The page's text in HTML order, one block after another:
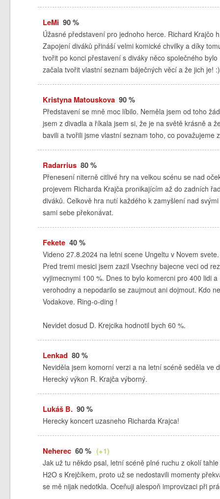
LeMi 90 %
Úžasné představení pro jednoho herce. Richard Krajčo
Zapojení diváků přináší velmi komické chvilky a díky
tvořit po konci přestavení s diváky něco společného
začala tvořit vlastní seznam báječných věcí a že jich je! :)
Kristyna Matouskova90 %
Představení se mně moc líbilo. Neměla jsem od toho
jsem z divadla a říkala jsem si, že je na světě krásně a
bavili a tvořili jsme vlastní seznam toho, co považujeme
Radarrius80 %
Přenesení niterně citlivé hry na velkou scénu se nad
projevem Richarda Krajča pronikajícím až do zadních
diváků. Celkově hra nutí každého k zamyšlení nad
sami sebe překonávat.
Fekete40 %
Videno 27.8.2024 na letni scene Ungeltu v Novem
Pred tremi mesici jsem zazil Vsechny bajecne veci od
vyjimecnymi 100 %. Dnes to bylo komercni pro 400 lidi
verohodny a nepodarilo se zaujmout ani dojmout. Kdo
Vodakove. Ring-o-ding !
Nevidet dosud D. Krejcika hodnotil bych 60 %.
Lenkad 80 %
Neviděla jsem komorní verzi a na letní scéně seděla
Herecký výkon R. Krajča výborný.
Lukáš B.90 %
Herecky koncert uzasneho Richarda Krajca!
Neherec60 % (+1)
Jak už tu někdo psal, letní scéně plné ruchu z okolí
H2O s Krejčíkem, proto už se nedostavili momenty
se mě nijak nedotkla. Oceňuji alespoň improvizaci při